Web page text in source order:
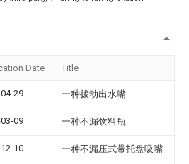
Date Title
29 一种拨动出水嘴
09 一种不漏饮料瓶
10 一种不漏压式带托盘吸嘴